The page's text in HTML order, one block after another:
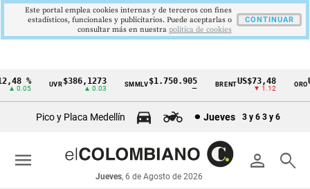
Cintillo
económicos
Colombia
%
▲ 0.05
UVR$386,1273
▲ 0.03
SMMLV$1.750.905 BRENTUS$73,48
▼ 1.12
ORO
Pico y Placa Medellín Jueves 3 y 6 3 y 6
person search
Jueves, 6 de Agosto de 2026
menu
Este portal emplea cookies internas y de terceros con fines
estadísticos, funcionales y publicitarios. Puede aceptarlas o
consultar más en nuestra politica de cookies
CONTINUAR